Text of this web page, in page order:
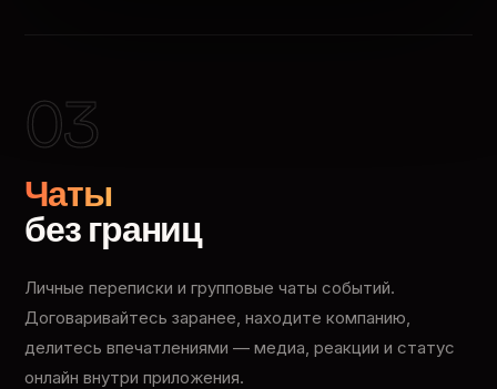
03
Чаты
без границ
Личные переписки и групповые чаты событий.
Договаривайтесь заранее, находите компанию,
делитесь впечатлениями — медиа, реакции и статус
онлайн внутри приложения.